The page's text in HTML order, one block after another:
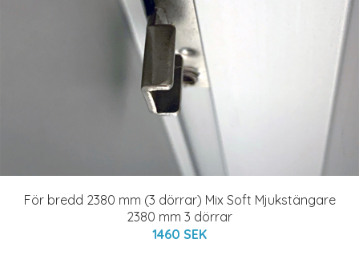
För bredd 2380 mm (3 dörrar) Mix Soft Mjukstängare
2380 mm 3 dörrar
1460 SEK